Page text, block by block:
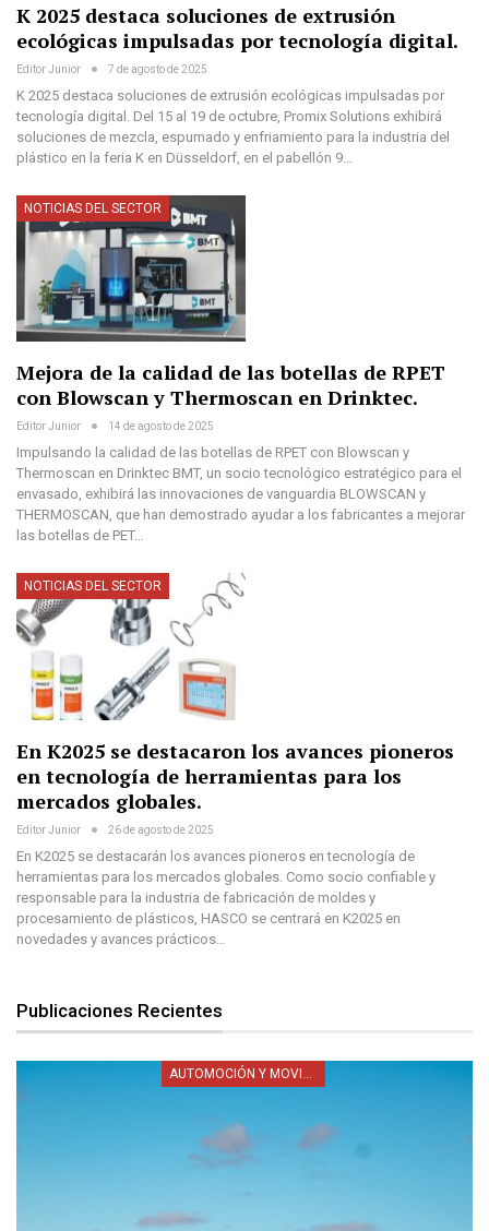
K 2025 destaca soluciones de extrusión
ecológicas impulsadas por tecnología digital.
Editor Junior 7 de agosto de 2025
K 2025 destaca soluciones de extrusión ecológicas impulsadas por
tecnología digital. Del 15 al 19 de octubre, Promix Solutions exhibirá
soluciones de mezcla, espumado y enfriamiento para la industria del
plástico en la feria K en Düsseldorf, en el pabellón 9…
NOTICIAS DEL SECTOR
Mejora de la calidad de las botellas de RPET
con Blowscan y Thermoscan en Drinktec.
Editor Junior 14 de agosto de 2025
Impulsando la calidad de las botellas de RPET con Blowscan y
Thermoscan en Drinktec BMT, un socio tecnológico estratégico para el
envasado, exhibirá las innovaciones de vanguardia BLOWSCAN y
THERMOSCAN, que han demostrado ayudar a los fabricantes a mejorar
las botellas de PET…
NOTICIAS DEL SECTOR
En K2025 se destacaron los avances pioneros
en tecnología de herramientas para los
mercados globales.
Editor Junior 26 de agosto de 2025
En K2025 se destacarán los avances pioneros en tecnología de
herramientas para los mercados globales. Como socio confiable y
responsable para la industria de fabricación de moldes y
procesamiento de plásticos, HASCO se centrará en K2025 en
novedades y avances prácticos…
Publicaciones Recientes
AUTOMOCIÓN Y MOVILIDAD